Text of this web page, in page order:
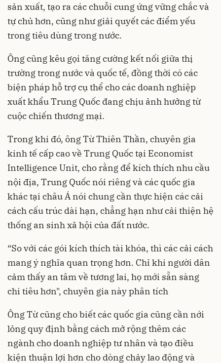
sản xuất, tạo ra các chuỗi cung ứng vững chắc và
tự chủ hơn, cũng như giải quyết các điểm yếu
trong tiêu dùng trong nước.
Ông cũng kêu gọi tăng cường kết nối giữa thị
trường trong nước và quốc tế, đồng thời có các
biện pháp hỗ trợ cụ thể cho các doanh nghiệp
xuất khẩu Trung Quốc đang chịu ảnh hưởng từ
cuộc chiến thương mại.
Trong khi đó, ông Từ Thiên Thần, chuyên gia
kinh tế cấp cao về Trung Quốc tại Economist
Intelligence Unit, cho rằng để kích thích nhu cầu
nội địa, Trung Quốc nói riêng và các quốc gia
khác tại châu Á nói chung cần thực hiện các cải
cách cấu trúc dài hạn, chẳng hạn như cải thiện hệ
thống an sinh xã hội của đất nước.
“So với các gói kích thích tài khóa, thì các cải cách
mang ý nghĩa quan trọng hơn. Chỉ khi người dân
cảm thấy an tâm về tương lai, họ mới sẵn sàng
chi tiêu hơn", chuyên gia này phân tích
Ông Từ cũng cho biết các quốc gia cũng cần nới
lỏng quy định bằng cách mở rộng thêm các
ngành cho doanh nghiệp tư nhân và tạo điều
kiện thuận lợi hơn cho dòng chảy lao động và